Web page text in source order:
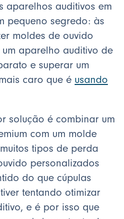
aparelhos auditivos em
pequeno segredo: às
moldes de ouvido
aparelho auditivo de
e superar um
caro que é usando
solução é combinar um
com um molde
tipos de perda
personalizados
do que cúpulas
tentando otimizar
e é por isso que